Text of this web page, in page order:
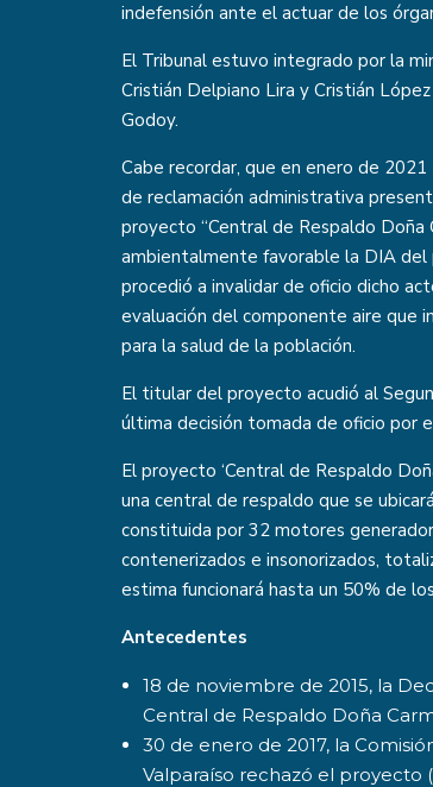
indefensión ante el actuar de los
El Tribunal estuvo integrado por la
Cristián Delpiano Lira y Cristián
Godoy.
Cabe recordar, que en enero de
de reclamación administrativa
proyecto “Central de Respaldo Doña
ambientalmente favorable la DIA del
procedió a invalidar de oficio dicho
evaluación del componente aire que
para la salud de la población.
El titular del proyecto acudió al
última decisión tomada de oficio por
El proyecto ‘Central de Respaldo
una central de respaldo que se
constituida por 32 motores
contenerizados e insonorizados,
estima funcionará hasta un 50% de
Antecedentes
18 de noviembre de 2015, la
Central de Respaldo Doña
30 de enero de 2017, la
Valparaíso rechazó el proyecto